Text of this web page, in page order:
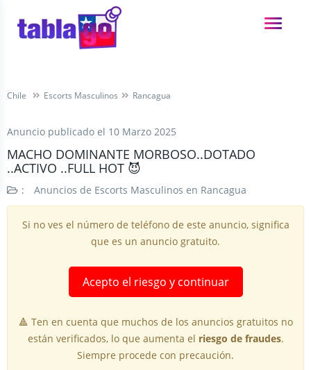
Chile Escorts Masculinos Rancagua
Anuncio publicado el 10 Marzo 2025
MACHO DOMINANTE MORBOSO..DOTADO
..ACTIVO ..FULL HOT 😈
: Anuncios de Escorts Masculinos en Rancagua
Si no ves el número de teléfono de este anuncio, significa
que es un anuncio gratuito.
Acepto el riesgo y continuar
🔺 Ten en cuenta que muchos de los anuncios gratuitos no
están verificados, lo que aumenta el riesgo de fraudes.
Siempre procede con precaución.